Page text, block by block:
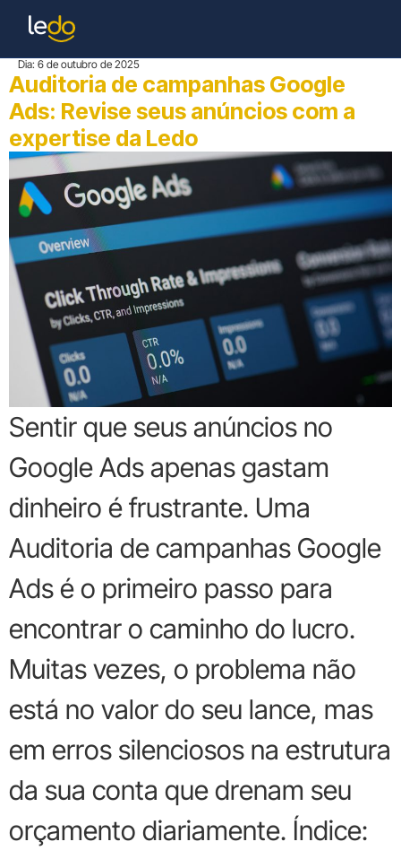
Dia: 6 de outubro de 2025
Auditoria de campanhas Google
Ads: Revise seus anúncios com a
expertise da Ledo
Sentir que seus anúncios no
Google Ads apenas gastam
dinheiro é frustrante. Uma
Auditoria de campanhas Google
Ads é o primeiro passo para
encontrar o caminho do lucro.
Muitas vezes, o problema não
está no valor do seu lance, mas
em erros silenciosos na estrutura
da sua conta que drenam seu
orçamento diariamente. Índice: